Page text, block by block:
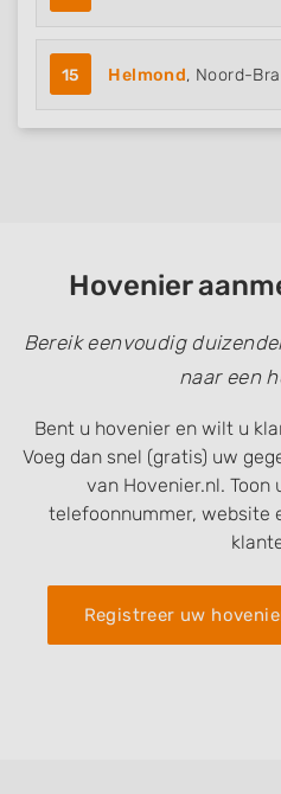
15 Helmond, Noord-
Hovenier
Bereik eenvoudig
naar een
Bent u hovenier en wilt u
Voeg dan snel (gratis) uw
van Hovenier.nl. Toon
telefoonnummer, website
Registreer uw